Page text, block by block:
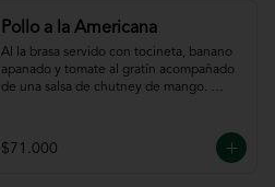
Pollo a la Americana
Al la brasa servido con tocineta, banano
apanado y tomate al gratín acompañado
de una salsa de chutney de mango.
$71.000